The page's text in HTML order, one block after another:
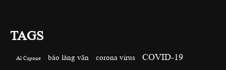
TAGS
Al Capone báo làng văn corona virus COVID-19